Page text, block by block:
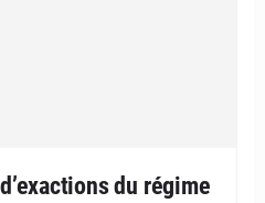
du régime